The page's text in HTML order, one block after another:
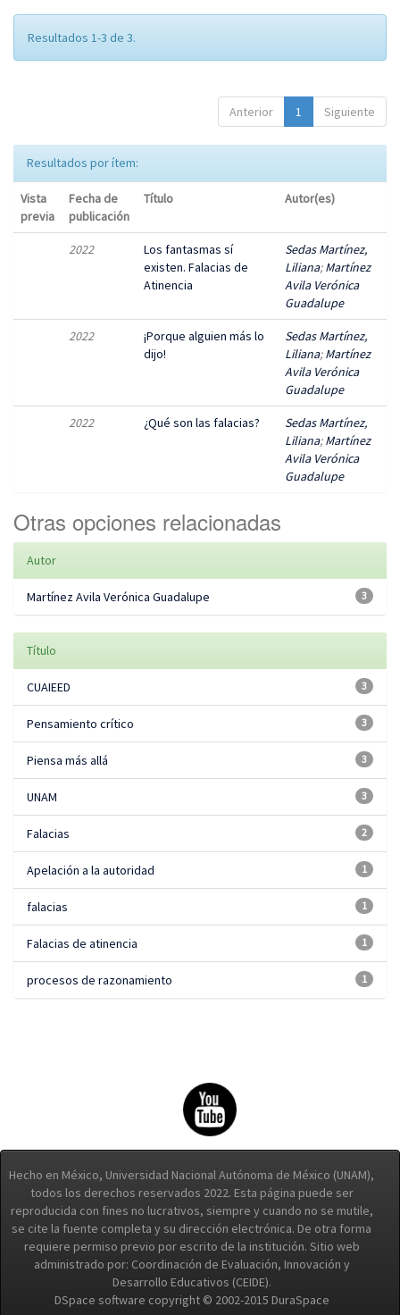
Resultados 1-3 de 3.
Anterior 1 Siguiente
Resultados por ítem:
Vista
previa
Fecha de
publicación
Título Autor(es)
2022
Los fantasmas sí
existen. Falacias de
Atinencia
Sedas Martínez,
Liliana;Martínez
Avila Verónica
Guadalupe
2022
¡Porque alguien más lo
dijo!
Sedas Martínez,
Liliana;Martínez
Avila Verónica
Guadalupe
2022 ¿Qué son las falacias?
Sedas Martínez,
Liliana;Martínez
Avila Verónica
Guadalupe
Otras opciones relacionadas
Autor
3
Martínez Avila Verónica Guadalupe
Título
3
CUAIEED
3
Pensamiento crítico
3
Piensa más allá
3
UNAM
2
Falacias
1
Apelación a la autoridad
1
falacias
1
Falacias de atinencia
1
procesos de razonamiento
Hecho en México, Universidad Nacional Autónoma de México (UNAM),
todos los derechos reservados 2022. Esta página puede ser
reproducida con fines no lucrativos, siempre y cuando no se mutile,
se cite la fuente completa y su dirección electrónica. De otra forma
requiere permiso previo por escrito de la institución. Sitio web
administrado por: Coordinación de Evaluación, Innovación y
Desarrollo Educativos (CEIDE).
DSpace software copyright © 2002-2015 DuraSpace